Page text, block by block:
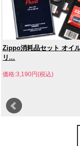
Zippo消耗品セット オイ
リ...
価格:3,190円(税込)